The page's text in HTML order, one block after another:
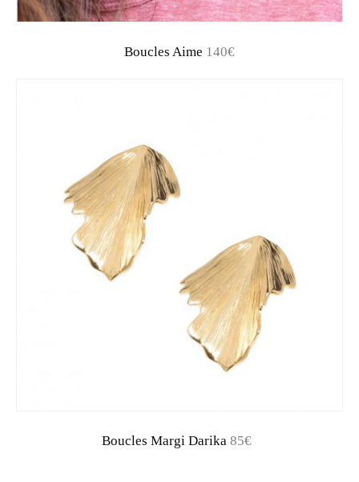
Boucles Aime 140€
Boucles Margi Darika 85€